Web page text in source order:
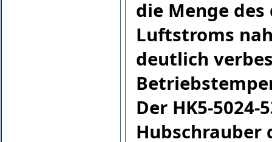
die Menge
Luftstroms
deutlich
Der HK5-
Hubschrauber